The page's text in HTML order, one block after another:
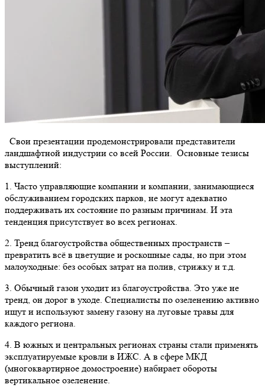
Свои презентации продемонстрировали представители
ландшафтной индустрии со всей России. Основные тезисы
выступлений:
1. Часто управляющие компании и компании, занимающиеся
обслуживанием городских парков, не могут адекватно
поддерживать их состояние по разным причинам. И эта
тенденция присутствует во всех регионах.
2. Тренд благоустройства общественных пространств –
превратить всё в цветущие и роскошные сады, но при этом
малоуходные: без особых затрат на полив, стрижку и т.д.
3. Обычный газон уходит из благоустройства. Это уже не
тренд, он дорог в уходе. Специалисты по озеленению активно
ищут и используют замену газону на луговые травы для
каждого региона.
4. В южных и центральных регионах страны стали применять
эксплуатируемые кровли в ИЖС. А в сфере МКД
(многоквартирное домостроение) набирает обороты
вертикальное озеленение.